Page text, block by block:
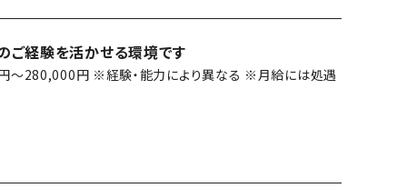
経験を活かせる環境です
～280,000円 ※経験・能力により異なる ※月給には処遇